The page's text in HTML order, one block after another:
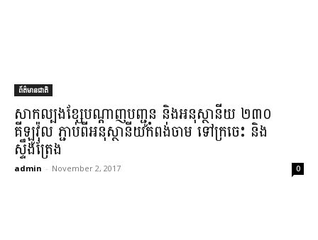
ព័ត៌មានជាតិ
សាកល្បង​ខ្សែបណ្តាញ​បញ្ជូន និង​អនុ​ស្ថានីយ ២៣០
គីឡូវ៉ុល ភ្ជាប់​ពី​អនុ​ស្ថានីយ​កំពង់ចាម ទៅ​ក្រចេះ និង​
ស្ទឹងត្រែង​
admin - November 2, 2017 0